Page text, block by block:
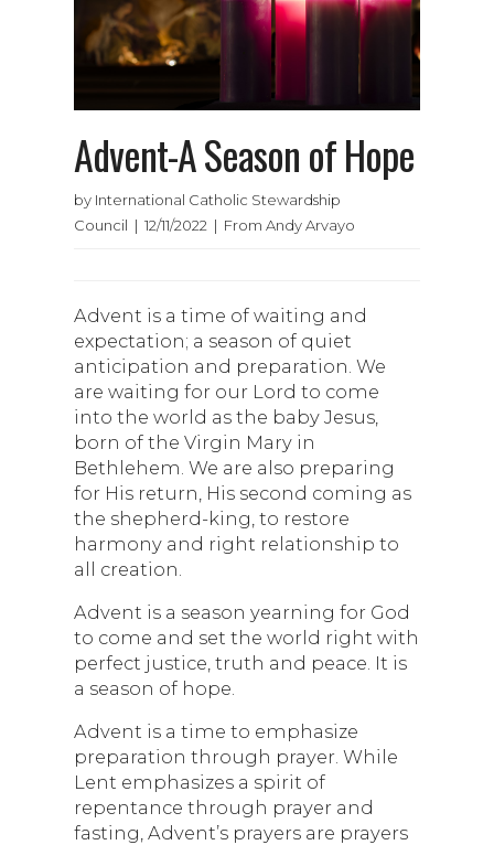
Advent-A Season of Hope
by International Catholic Stewardship
Council | 12/11/2022 | From Andy Arvayo
Advent is a time of waiting and
expectation; a season of quiet
anticipation and preparation. We
are waiting for our Lord to come
into the world as the baby Jesus,
born of the Virgin Mary in
Bethlehem. We are also preparing
for His return, His second coming as
the shepherd-king, to restore
harmony and right relationship to
all creation.
Advent is a season yearning for God
to come and set the world right with
perfect justice, truth and peace. It is
a season of hope.
Advent is a time to emphasize
preparation through prayer. While
Lent emphasizes a spirit of
repentance through prayer and
fasting, Advent’s prayers are prayers